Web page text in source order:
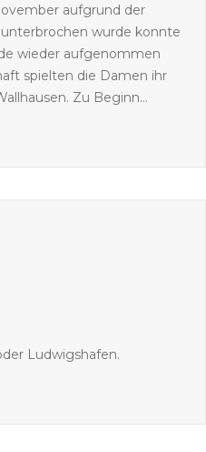
aufgrund der
wurde konnte
wieder aufgenommen
spielten die Damen ihr
Zu Beginn…
Ludwigshafen.